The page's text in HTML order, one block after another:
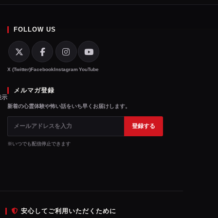
示
FOLLOW US
X (Twitter)FacebookInstagramYouTube
メルマガ登録
新着の心霊体験や怖い話をいち早くお届けします。
登録する
※いつでも配信停止できます
安心してご利用いただくために